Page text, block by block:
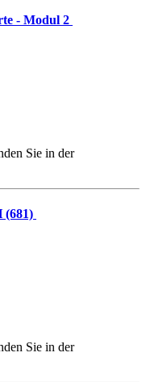
- Modul 2
Sie in der
(681)
Sie in der